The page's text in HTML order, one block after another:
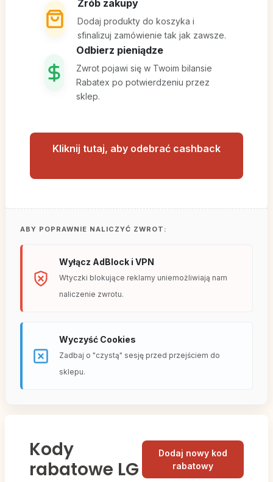
Zrób zakupy
Dodaj produkty do koszyka i
sfinalizuj zamówienie tak jak zawsze.
Odbierz pieniądze
Zwrot pojawi się w Twoim bilansie
Rabatex po potwierdzeniu przez
sklep.
Kliknij tutaj, aby odebrać cashback
ABY POPRAWNIE NALICZYĆ ZWROT:
Wyłącz AdBlock i VPN
Wtyczki blokujące reklamy uniemożliwiają nam
naliczenie zwrotu.
Wyczyść Cookies
Zadbaj o "czystą" sesję przed przejściem do
sklepu.
Kody
rabatowe LG
Dodaj nowy kod
rabatowy